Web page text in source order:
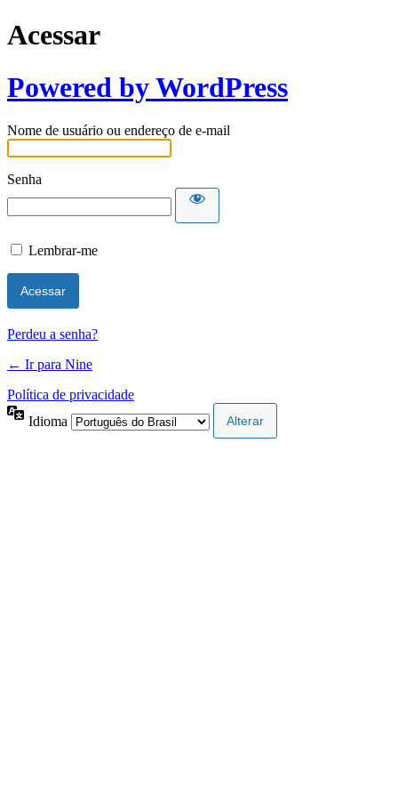
Acessar
Powered by WordPress
Nome de usuário ou endereço de e-mail
Senha
Lembrar-me
Perdeu a senha?
← Ir para Nine
Política de privacidade
Idioma